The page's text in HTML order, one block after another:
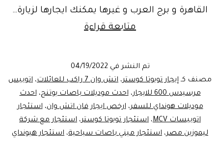
القاهرة و برج العرب و غيرها يمكنك ايجارها لزيارة…
متابعة قراءةللايجار
اس
بسعر
خيالي
في
العيد
تم النشر في 04/19/2022
مصنف كـ إيجار تويوتا كوستر، اتش وان 7 راكب للعائلات ، اتوبيس
مرسيدس 600 للايجار
،احدث موديلات باصات يوتنج،احدث
موديلات هونداي للسفر،ارخص ايجار فان اتش وان،استئجار
اتوبيسات MCV
، استئجار تويوتا كوستر، استئجار مع شركة
ليموزين مصر، استئجار ميني باصات سياحية، استئجار هيونداي